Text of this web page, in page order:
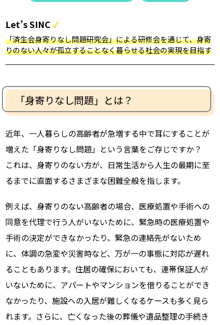
Let’s SINC
「済生会身寄りなし問題研究会」による研修会を通じて、身寄
りのない人々が孤立することなく暮らせる社会の実現を目指す
「身寄りなし問題」とは？
近年、一人暮らしの高齢者が急増する中で耳にすることが
増えた「身寄りなし問題」という言葉をご存じですか？
これは、身寄りのない方が、日常生活から人生の最期に至
るまでに直面するさまざまな困難全般を指します。
例えば、身寄りのない高齢者の場合、医療処置や手術への
同意を代理で行う人がいないために、緊急時の医療処置や
手術の決定ができなかったり、緊急の連絡先がないため
に、体調の急変や災害時など、万が一の事態に対応が遅れ
ることもあります。住居の確保においても、連帯保証人が
いないために、アパートやマンションを借りることができ
なかったり、施設への入居が難しくなるケースも多く見ら
れます。さらに、亡くなった後の葬儀や遺品整理の手続き